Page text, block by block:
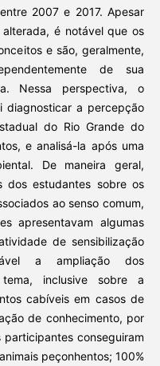
2007 e 2017. Apesar
é notável que os
e são, geralmente,
de sua
Nessa perspectiva, o
diagnosticar a percepção
do Rio Grande do
e analisá-la após uma
De maneira geral,
dos estudantes sobre os
ao senso comum,
apresentavam algumas
de sensibilização
a ampliação dos
inclusive sobre a
cabíveis em casos de
de conhecimento, por
conseguiram
peçonhentos; 100%